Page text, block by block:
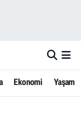
Ekonomi Yaşam